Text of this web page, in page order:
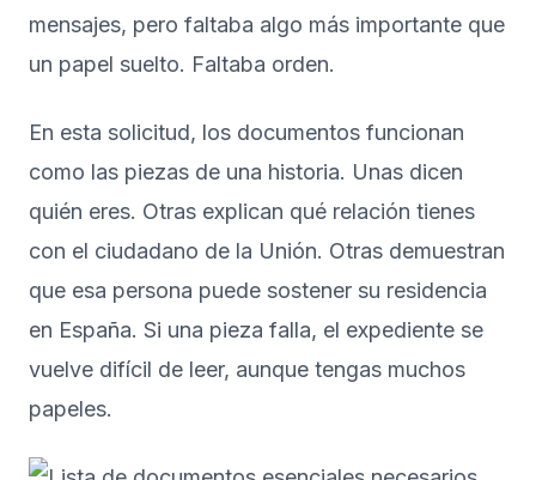
mensajes, pero faltaba algo más importante que
un papel suelto. Faltaba orden.
En esta solicitud, los documentos funcionan
como las piezas de una historia. Unas dicen
quién eres. Otras explican qué relación tienes
con el ciudadano de la Unión. Otras demuestran
que esa persona puede sostener su residencia
en España. Si una pieza falla, el expediente se
vuelve difícil de leer, aunque tengas muchos
papeles.